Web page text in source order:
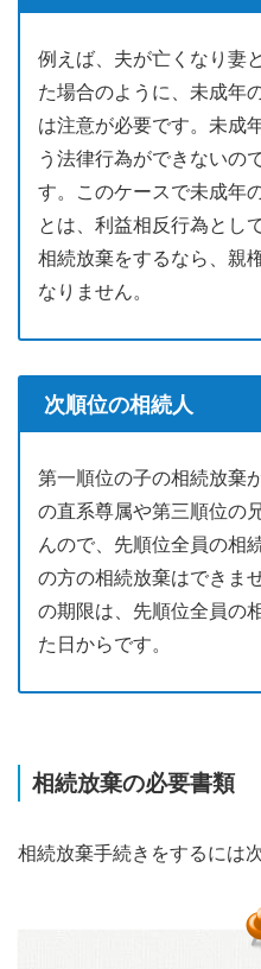
例えば、夫が亡くなり妻
た場合のように、未成年
は注意が必要です。未成
う法律行為ができないの
す。このケースで未成年
とは、利益相反行為とし
相続放棄をするなら、親
なりません。
次順位の相続人
第一順位の子の相続放棄
の直系尊属や第三順位の
んので、先順位全員の相
の方の相続放棄はできま
の期限は、先順位全員の
た日からです。
相続放棄の必要書類
相続放棄手続きをするには